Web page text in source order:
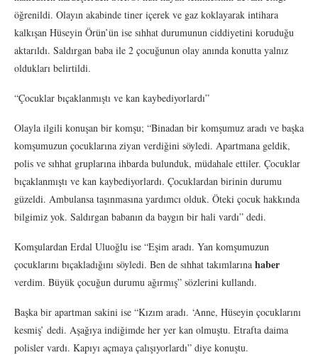
öğrenildi. Olayın akabinde tiner içerek ve gaz koklayarak intihara
kalkışan Hüseyin Örün’ün ise sıhhat durumunun ciddiyetini koruduğu
aktarıldı. Saldırgan baba ile 2 çocuğunun olay anında konutta yalnız
oldukları belirtildi.
“Çocuklar bıçaklanmıştı ve kan kaybediyorlardı”
Olayla ilgili konuşan bir komşu; “Binadan bir komşumuz aradı ve başka
komşumuzun çocuklarına ziyan verdiğini söyledi. Apartmana geldik,
polis ve sıhhat gruplarına ihbarda bulunduk, müdahale ettiler. Çocuklar
bıçaklanmıştı ve kan kaybediyorlardı. Çocuklardan birinin durumu
güzeldi. Ambulansa taşınmasına yardımcı olduk. Öteki çocuk hakkında
bilgimiz yok. Saldırgan babanın da baygın bir hali vardı” dedi.
Komşulardan Erdal Uluoğlu ise “Eşim aradı. Yan komşumuzun
çocuklarını bıçakladığını söyledi. Ben de sıhhat takımlarına haber
verdim. Büyük çocuğun durumu ağırmış” sözlerini kullandı.
Başka bir apartman sakini ise “Kızım aradı. ‘Anne, Hüseyin çocuklarını
kesmiş’ dedi. Aşağıya indiğimde her yer kan olmuştu. Etrafta daima
polisler vardı. Kapıyı açmaya çalışıyorlardı” diye konuştu.